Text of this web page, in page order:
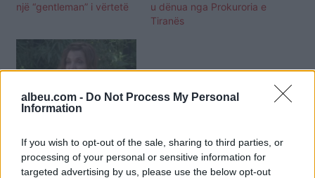
albeu.com - Do Not Process My Personal
Information
If you wish to opt-out of the sale, sharing to third parties, or
processing of your personal or sensitive information for
targeted advertising by us, please use the below opt-out
një “gentleman” i vërtetë
u dënua nga Prokuroria e
Tiranës
“Nuk e dija që ishte i
flet për partnerin: Lodhem
shumë dhe vuaj me të